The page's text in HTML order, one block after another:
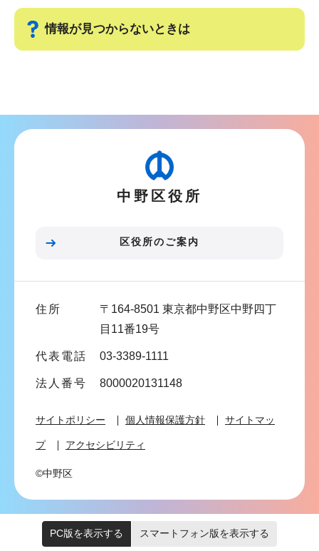
で
情報が見つからないときは
ナ
ビ
中野区役所
区役所のご案内
住所
〒164-8501 東京都中野区中野四丁
目11番19号
代表電話 03-3389-1111
法人番号 8000020131148
サイトポリシー 個人情報保護方針 サイトマッ
プ アクセシビリティ
©中野区
PC版を表示する スマートフォン版を表示する